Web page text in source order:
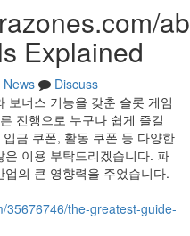
Explained
News
Discuss
보너스 기능을 갖춘 슬롯 게임
진행으로 누구나 쉽게 즐길
금 쿠폰, 활동 쿠폰 등 다양한
이용 부탁드리겠습니다. 파
의 큰 영향력을 주었습니다.
35676746/the-greatest-guide-